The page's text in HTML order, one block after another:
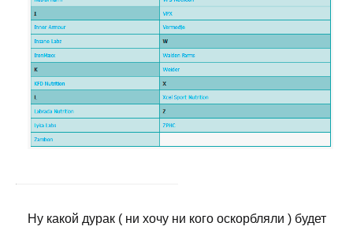
Ну какой дурак ( ни хочу ни кого оскорбляли ) будет